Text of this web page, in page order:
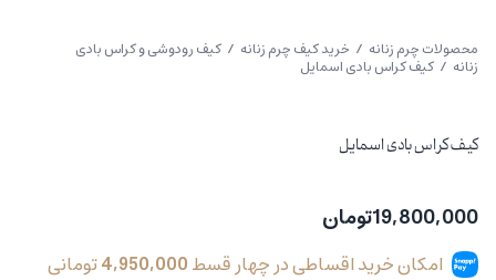
محصولات چرم زنانه / خرید کیف چرم زنانه / کیف رودوشی و کراس بادی
زنانه / کیف کراس بادی اسمایل
کیف کراس بادی اسمایل
19,800,000تومان
امکان خرید اقساطی در چهار قسط4,950,000تومانی